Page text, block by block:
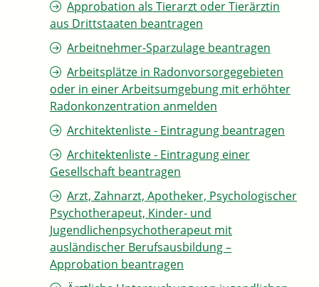
Approbation als Tierarzt oder Tierärztin
aus Drittstaaten beantragen
Arbeitnehmer-Sparzulage beantragen
Arbeitsplätze in Radonvorsorgegebieten
oder in einer Arbeitsumgebung mit erhöhter
Radonkonzentration anmelden
Architektenliste - Eintragung beantragen
Architektenliste - Eintragung einer
Gesellschaft beantragen
Arzt, Zahnarzt, Apotheker, Psychologischer
Psychotherapeut, Kinder- und
Jugendlichenpsychotherapeut mit
ausländischer Berufsausbildung –
Approbation beantragen